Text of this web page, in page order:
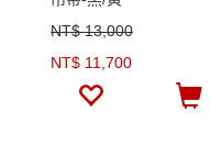
NT$ 13,000
NT$ 11,700